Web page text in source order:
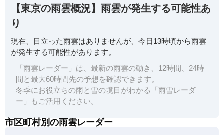
【東京の雨雲概況】雨雲が発生する可能性あ
り
現在、目立った雨雲はありませんが、今日13時頃から雨雲
が発生する可能性があります。
「雨雲レーダー」は、最新の雨雲の動き、12時間、24時
間と最大60時間先の予想を確認できます。
冬季にお役立ちの雨と雪の境目がわかる「雨雪レーダ
ー」もご活用ください。
市区町村別の雨雲レーダー